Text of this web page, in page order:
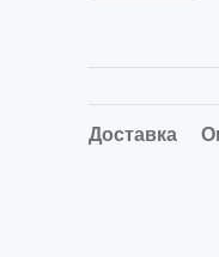
Доставка